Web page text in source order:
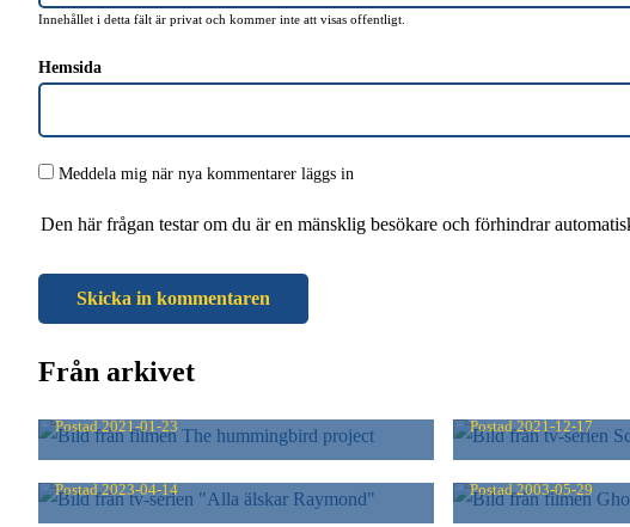
Innehållet i detta fält är privat och kommer inte att visas offentligt.
Hemsida
Meddela mig när nya kommentarer läggs in
Den här frågan testar om du är en mänsklig besökare och förhindrar
Från arkivet
Postad2021-01-23 Postad2021-12-17
ALLA ÄLSKAR RAYMOND
Postad2023-04-14
GHOST
Postad2003-05-29